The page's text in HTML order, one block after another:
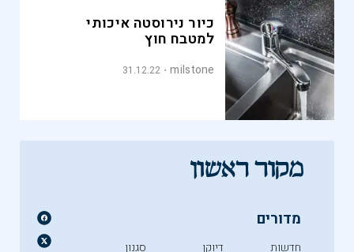
כיור נירוסטה איכותי
למטבח חוץ
milstone
31.12.22
מדורים
חדשות
דיוקן
סגנון